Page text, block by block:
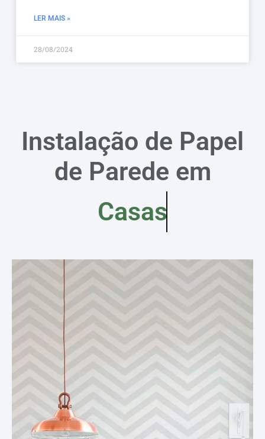
LER MAIS »
28/08/2024
Instalação de Papel
de Parede em
Casas